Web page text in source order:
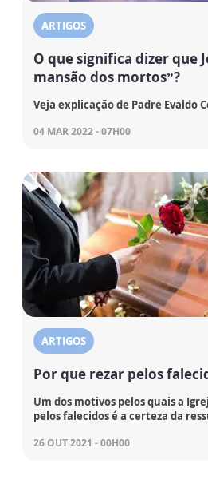
ARTIGOS
O que significa dizer que
mansão dos mortos”?
Veja explicação de Padre Evaldo
04 MAR 2022 - 07H00
ARTIGOS
Por que rezar pelos
Um dos motivos pelos quais a
pelos falecidos é a certeza da
26 OUT 2021 - 00H00